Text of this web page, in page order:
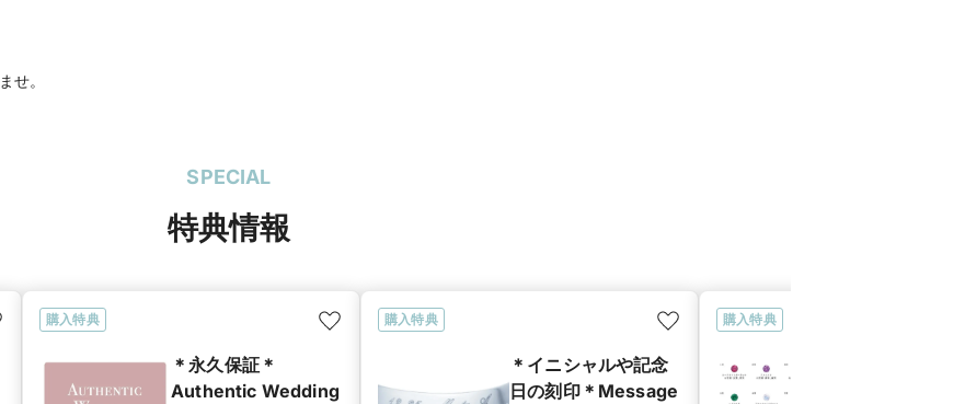
せ。
SPECIAL
特典情報
購入特典
＊永久保証＊
Authentic Wedding
購入特典
＊イニシャルや記念
日の刻印＊Message
購入特典